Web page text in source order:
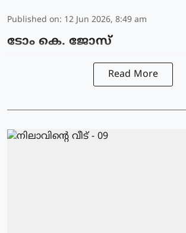
Published on: 12 Jun 2026, 8:49 am
ടോം കെ. ജോസ്
Read More